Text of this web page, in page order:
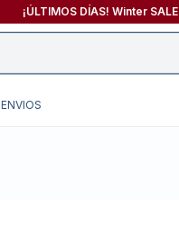
¡ÚLTIMOS DÍAS! Winter SALE
ENVIOS